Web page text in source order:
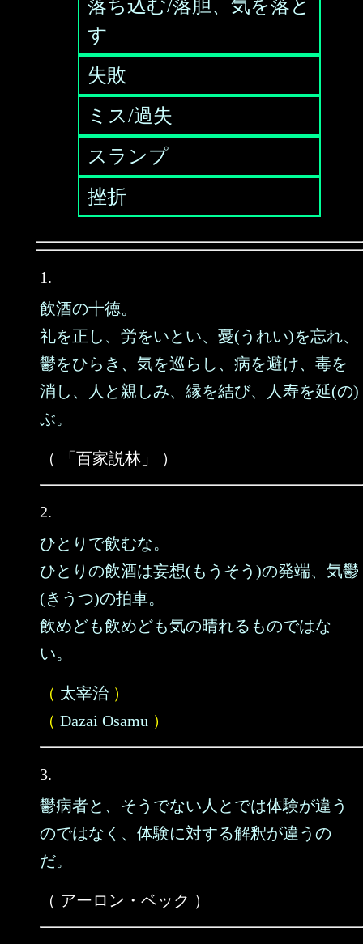
落ち込む/落胆、気を落と
す
失敗
ミス/過失
スランプ
挫折
1.
飲酒の十徳。
礼を正し、労をいとい、憂(うれい)を忘れ、
鬱をひらき、気を巡らし、病を避け、毒を
消し、人と親しみ、縁を結び、人寿を延(の)
ぶ。
（ 「百家説林」 ）
2.
ひとりで飲むな。
ひとりの飲酒は妄想(もうそう)の発端、気鬱
(きうつ)の拍車。
飲めども飲めども気の晴れるものではな
い。
（ 太宰治 ）
（ Dazai Osamu ）
3.
鬱病者と、そうでない人とでは体験が違う
のではなく、体験に対する解釈が違うの
だ。
（ アーロン・ベック ）